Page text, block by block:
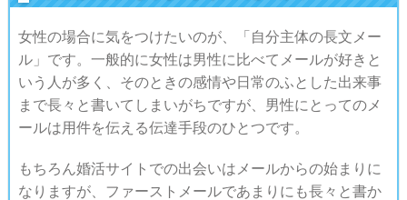
女性の場合に気をつけたいのが、「自分主体の長文メー
ル」です。一般的に女性は男性に比べてメールが好きと
いう人が多く、そのときの感情や日常のふとした出来事
まで長々と書いてしまいがちですが、男性にとってのメ
ールは用件を伝える伝達手段のひとつです。
もちろん婚活サイトでの出会いはメールからの始まりに
なりますが、ファーストメールであまりにも長々と書か